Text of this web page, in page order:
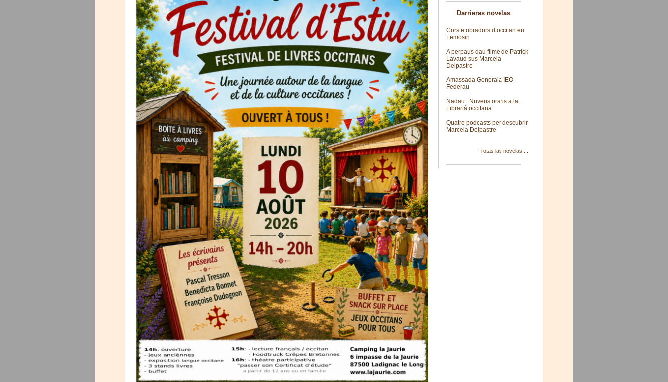
Darrieras novelas
Cors e obradors d’occitan en
Lemosin
A perpaus dau filme de Patrick
Lavaud sus Marcela
Delpastre
Amassada Generala IEO
Federau
Nadau : Nuveus oraris a la
Librariá occitana
Quatre podcasts per descubrir
Marcela Delpastre
Totas las novelas ...